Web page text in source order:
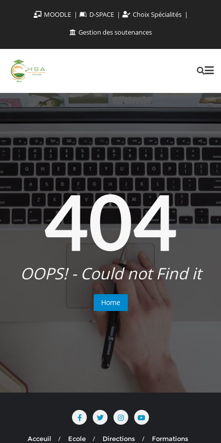
MOODLE D-SPACE
Choix Spécialités
Gestion des soutenances
404
OOPS! - Could not Find it
Home
Acceuil Ecole Directions Formations